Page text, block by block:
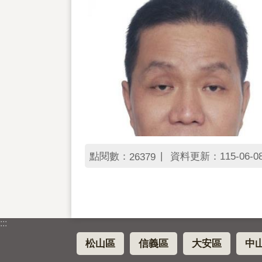
點閱數： 26379 資料更新：115-06-
:::
松山區 信義區 大安區 中